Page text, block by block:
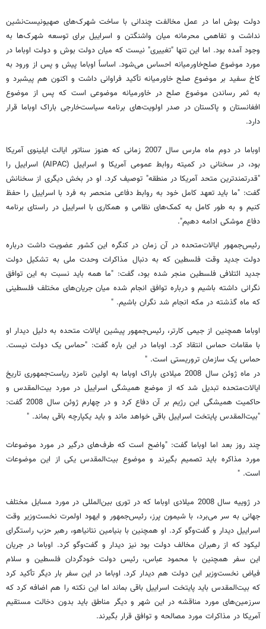
دولت بوش اما در عمل مخالفت چندانی با ساخت شهرک‌های صهیونیست‌نشین
نداشت و تفاهمی محرمانه میان واشنگتن و اسراییل برای توسعه شهرک‌ها به
وجود آمده بود. اما این تنها "‌تغییری" نیست که میان دولت بوش و دولت اوباما در
مورد موضوع صلح‌خاورمیانه احساس می‌شود. اساساً اوباما پیش و پس از ورود به
کاخ سفید بر موضوع صلح خاورمیانه تأکید فراوانی داشت و اکنون هم پیشبرد و
به ثمر رساندن موضوع صلح در خاورمیانه موضوعی است که پس از موضوع
افغانستان و پاکستان در صدر اولویت‌های برنامه سیاست‌خارجی باراک اوباما قرار
دارد.
اوباما در دوم ماه مارس سال 2007 زمانی که هنوز سناتور ایالت ایلینوی آمریکا
بود، در سخنانی در کمیته روابط عمومی آمریکا و اسراییل (AIPAC) اسراییل را
"‌قدرتمند‌ترین متحد آمریکا در منطقه" توصیف کرد. او در بخش دیگری از سخنانش
گفت: "‌ما باید تعهد کامل خود به روابط دفاعی منحصر به فرد با اسراییل را حفظ
کنیم و به طور کامل به کمک‌های نظامی و همکاری با اسراییل در راستای برنامه
دفاع موشکی ادامه دهیم".
رئیس‌جمهور ایالات‌متحده در آن زمان در کنگره این کشور عضویت داشت درباره
دولت جدید وقت فلسطین که به دنبال مذاکرات وحدت ملی به تشکیل دولت
جدید ائتلافی فلسطین منجر شده بود، گفت: "‌ما همه باید نسبت به این توافق
نگرانی داشته باشیم و درباره توافق انجام شده میان جریان‌های مختلف فلسطینی
که ماه گذشته در مکه انجام شد نگران باشیم. "
اوباما همچنین از جیمی کارتر، رئیس‌جمهور پیشین ایالات متحده به دلیل دیدار او
با مقامات حماس انتقاد کرد. اوباما در این باره گفت: "‌حماس یک دولت نیست.
حماس یک سازمان تروریستی است. "
در ماه ژوئن سال 2008 میلادی باراک اوباما به اولین نامزد ریاست‌جمهوری تاریخ
ایالات‌متحده تبدیل شد که از موضع همیشگی اسراییل در مورد بیت‌المقدس و
حاکمیت همیشگی این رژیم بر آن دفاع کرد و در چهارم ژوئن سال 2008 گفت:
"‌بیت‌المقدس پایتخت اسراییل باقی خواهد ماند و باید یکپارچه باقی بماند. "
چند روز بعد اما اوباما گفت: "‌واضح است که طرف‌های درگیر در مورد موضوعات
مورد مذاکره باید تصمیم بگیرند و موضوع بیت‌المقدس یکی از این موضوعات
است. "
در ژوییه سال 2008 میلادی اوباما که در توری بین‌المللی در مورد مسایل مختلف
جهانی به سر می‌برد، با شیمون پرز، رئیس‌جمهور و ایهود اولمرت نخست‌وزیر وقت
اسراییل دیدار و گفت‌و‌گو کرد. او همچنین با بنیامین نتانیاهو، رهبر حزب راستگرای
لیکود که از رهبران مخالف دولت بود نیز دیدار و گفت‌و‌گو کرد. اوباما در جریان
این سفر همچنین با محمود عباس، رئیس دولت خود‌گردان فلسطین و سلام
فیاض نخست‌وزیر این دولت هم دیدار کرد. اوباما در این سفر بار دیگر تأکید کرد
که بیت‌المقدس باید پایتخت اسراییل باقی بماند اما این نکته را هم اضافه کرد که
سرزمین‌های مورد مناقشه در این شهر و دیگر مناطق باید بدون دخالت مستقیم
آمریکا در مذاکرات مورد مصالحه و توافق قرار بگیرند.